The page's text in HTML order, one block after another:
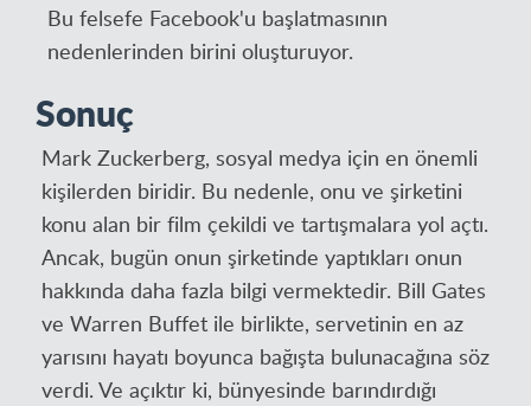
Bu felsefe Facebook'u başlatmasının
nedenlerinden birini oluşturuyor.
Sonuç
Mark Zuckerberg, sosyal medya için en önemli
kişilerden biridir. Bu nedenle, onu ve şirketini
konu alan bir film çekildi ve tartışmalara yol açtı.
Ancak, bugün onun şirketinde yaptıkları onun
hakkında daha fazla bilgi vermektedir. Bill Gates
ve Warren Buffet ile birlikte, servetinin en az
yarısını hayatı boyunca bağışta bulunacağına söz
verdi. Ve açıktır ki, bünyesinde barındırdığı